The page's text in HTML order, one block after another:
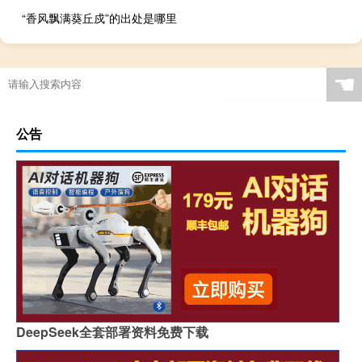
“香风飘满葵丘戍”的出处是哪里
☚
公告
DeepSeek全套部署资料免费下载